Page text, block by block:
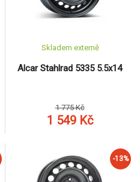
Alcar Stahlrad 5335 5.5x14
Skladem externě
1 775 Kč
1 549 Kč
-13%